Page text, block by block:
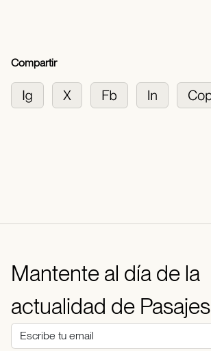
Compartir
Mantente al día de la
actualidad de Pasajes